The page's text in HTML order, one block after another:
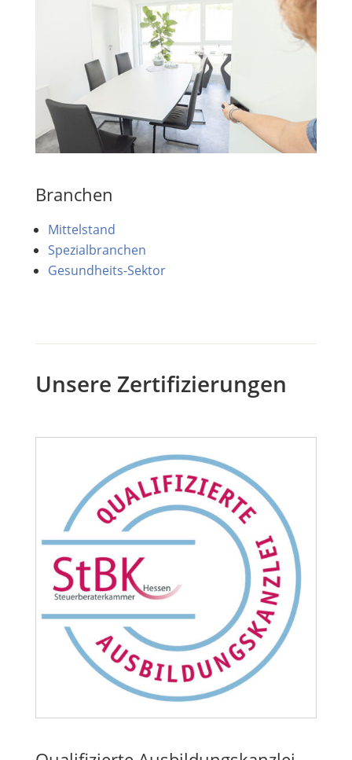
Branchen
Mittelstand
Spezialbranchen
Gesundheits-Sektor
Unsere Zertifizierungen